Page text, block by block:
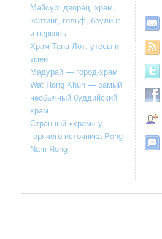
Майсур: дворец, храм,
картинг, гольф, боулинг
и церковь
Храм Тана Лот, утесы и
змеи
Мадурай — город-храм
Wat Rong Khun — самый
необычный буддийский
храм
Странный «храм» у
горячего источника Pong
Nam Rong